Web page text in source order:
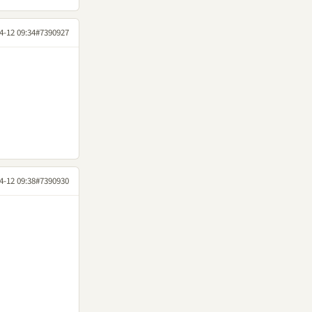
12 09:34#7390927
12 09:38#7390930